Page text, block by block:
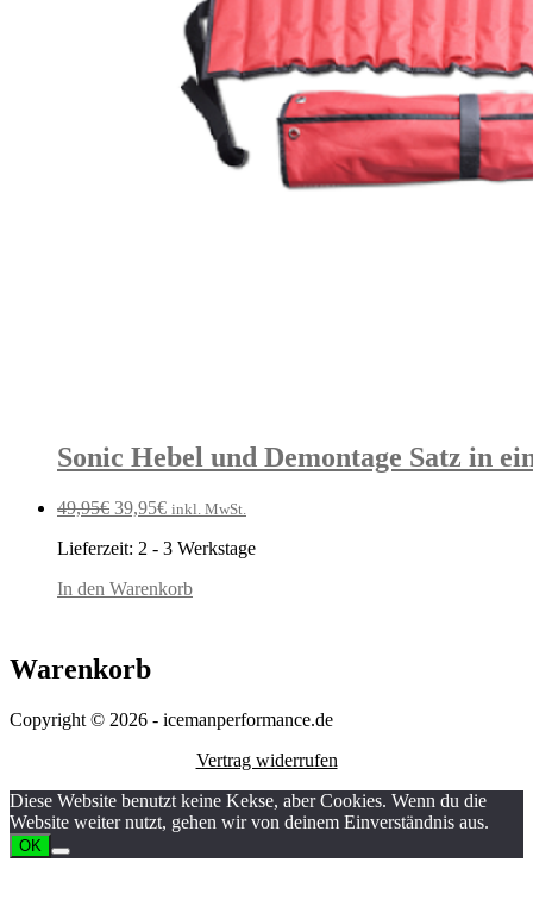
Sonic Hebel und Demontage Satz in
49,95€ Ursprünglicher
war:
39,95€Aktueller
ist:
inkl. MwSt.
Lieferzeit: 2 - 3 Werkstage
In den Warenkorb
Warenkorb
Copyright © 2026 - icemanperformance.de
Vertrag widerrufen
Diese Website benutzt keine Kekse, aber Cookies. Wenn du die
Website weiter nutzt, gehen wir von deinem Einverständnis aus.
OK